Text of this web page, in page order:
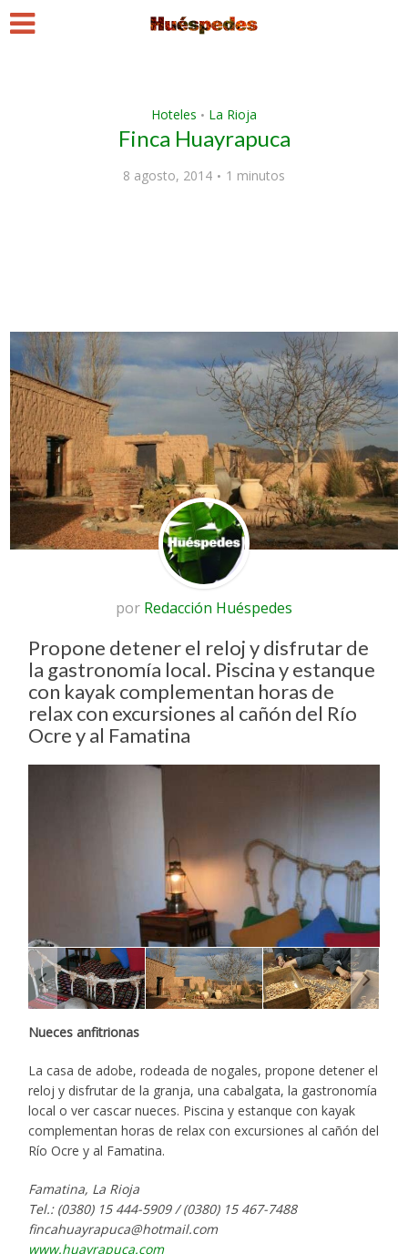
Hoteles • La Rioja
Finca Huayrapuca
8 agosto, 2014 1 minutos
por Redacción Huéspedes
Propone detener el reloj y disfrutar de
la gastronomía local. Piscina y estanque
con kayak complementan horas de
relax con excursiones al cañón del Río
Ocre y al Famatina
Nueces anfitrionas
La casa de adobe, rodeada de nogales, propone detener el
reloj y disfrutar de la granja, una cabalgata, la gastronomía
local o ver cascar nueces. Piscina y estanque con kayak
complementan horas de relax con excursiones al cañón del
Río Ocre y al Famatina.
Famatina, La Rioja
Tel.: (0380) 15 444-5909 / (0380) 15 467-7488
fincahuayrapuca@hotmail.com
www.huayrapuca.com